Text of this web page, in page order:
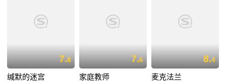
7.8
缄默的迷宫
7.6
家庭教师
8.4
麦克法兰